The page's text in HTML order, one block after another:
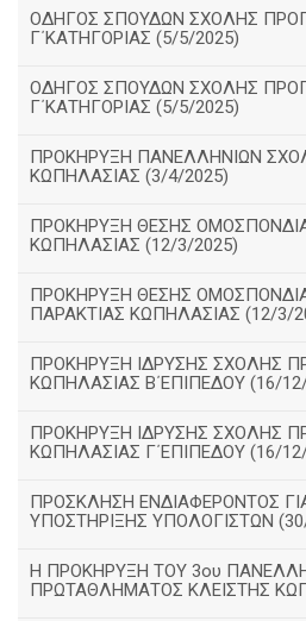
ΟΔΗΓΟΣ ΣΠΟΥΔΩΝ ΣΧΟΛΗΣ
Γ΄ΚΑΤΗΓΟΡΙΑΣ (5/5/2025)
ΟΔΗΓΟΣ ΣΠΟΥΔΩΝ ΣΧΟΛΗΣ
Γ΄ΚΑΤΗΓΟΡΙΑΣ (5/5/2025)
ΠΡΟΚΗΡΥΞΗ ΠΑΝΕΛΛΗΝΙΩΝ
ΚΩΠΗΛΑΣΙΑΣ (3/4/2025)
ΠΡΟΚΗΡΥΞΗ ΘΕΣΗΣ
ΚΩΠΗΛΑΣΙΑΣ (12/3/2025)
ΠΡΟΚΗΡΥΞΗ ΘΕΣΗΣ
ΠΑΡΑΚΤΙΑΣ ΚΩΠΗΛΑΣΙΑΣ (12/3/
ΠΡΟΚΗΡΥΞΗ ΙΔΡΥΣΗΣ ΣΧΟΛΗΣ
ΚΩΠΗΛΑΣΙΑΣ Β΄ΕΠΙΠΕΔΟΥ (16/
ΠΡΟΚΗΡΥΞΗ ΙΔΡΥΣΗΣ ΣΧΟΛΗΣ
ΚΩΠΗΛΑΣΙΑΣ Γ΄ΕΠΙΠΕΔΟΥ (16/
ΠΡΟΣΚΛΗΣΗ ΕΝΔΙΑΦΕΡΟΝΤΟΣ
ΥΠΟΣΤΗΡΙΞΗΣ ΥΠΟΛΟΓΙΣΤΩΝ
Η ΠΡΟΚΗΡΥΞΗ ΤΟΥ 3ου
ΠΡΩΤΑΘΛΗΜΑΤΟΣ ΚΛΕΙΣΤΗΣ